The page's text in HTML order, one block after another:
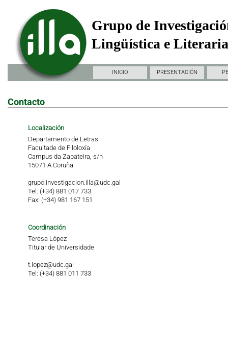
Grupo de
Lingüística e
INICIO PRESENTACIÓN
Contacto
Localización
Departamento de Letras
Facultade de Filoloxía
Campus da Zapateira, s/n
15071 A Coruña
grupo.investigacion.illa@udc.gal
Tel: (+34) 881 017 733
Fax: (+34) 981 167 151
Coordinación
Teresa López
Titular de Universidade
t.lopez@udc.gal
Tel: (+34) 881 011 733